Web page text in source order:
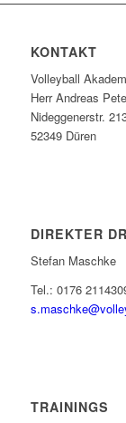
KONTAKT
Volleyball
Herr Andreas
Nideggenerstr.
52349 Düren
DIREKTER
Stefan Maschke
Tel.: 0176
TRAININGS